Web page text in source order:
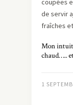
coupées
de servir
fraîches
Mon
chaud…..
1